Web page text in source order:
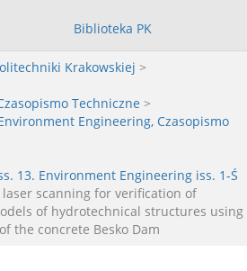
Biblioteka PK
Krakowskiej >
Techniczne >
Engineering, Czasopismo
13. Environment Engineering iss. 1-Ś
scanning for verification of
of hydrotechnical structures using
the concrete Besko Dam